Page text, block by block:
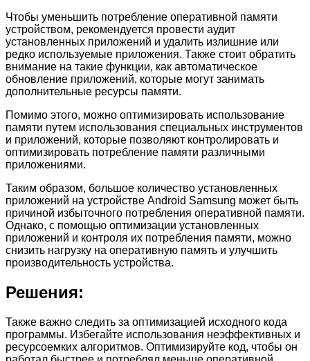
Чтобы уменьшить потребление оперативной памяти
устройством, рекомендуется провести аудит
установленных приложений и удалить излишние или
редко используемые приложения. Также стоит обратить
внимание на такие функции, как автоматическое
обновление приложений, которые могут занимать
дополнительные ресурсы памяти.
Помимо этого, можно оптимизировать использование
памяти путем использования специальных инструментов
и приложений, которые позволяют контролировать и
оптимизировать потребление памяти различными
приложениями.
Таким образом, большое количество установленных
приложений на устройстве Android Samsung может быть
причиной избыточного потребления оперативной памяти.
Однако, с помощью оптимизации установленных
приложений и контроля их потребления памяти, можно
снизить нагрузку на оперативную память и улучшить
производительность устройства.
Решения:
Также важно следить за оптимизацией исходного кода
программы. Избегайте использования неэффективных и
ресурсоемких алгоритмов. Оптимизируйте код, чтобы он